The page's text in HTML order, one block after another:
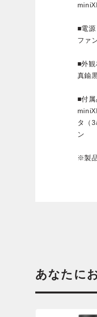
■電源
ファ
■外観
真鍮
■付属
タ（
ン
※製
あなたに